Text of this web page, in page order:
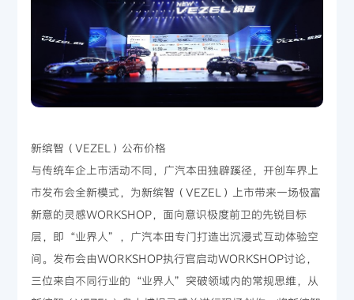
新缤智（VEZEL）公布价格
与传统车企上市活动不同，广汽本田独辟蹊径，开创车界上
市发布会全新模式，为新缤智（VEZEL）上市带来一场极富
新意的灵感WORKSHOP，面向意识极度前卫的先锐目标
层，即“业界人”，广汽本田专门打造出沉浸式互动体验空
间。发布会由WORKSHOP执行官启动WORKSHOP讨论，
三位来自不同行业的“业界人”突破领域内的常规思维，从